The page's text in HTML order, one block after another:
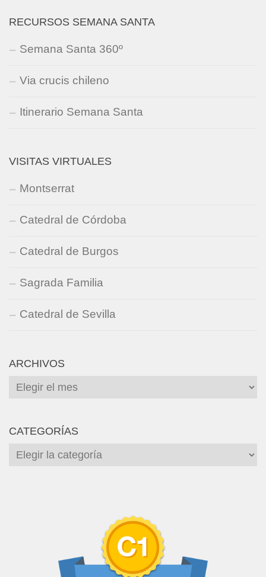
RECURSOS SEMANA SANTA
Semana Santa 360º
Via crucis chileno
Itinerario Semana Santa
VISITAS VIRTUALES
Montserrat
Catedral de Córdoba
Catedral de Burgos
Sagrada Familia
Catedral de Sevilla
ARCHIVOS
Archivos
CATEGORÍAS
Categorías